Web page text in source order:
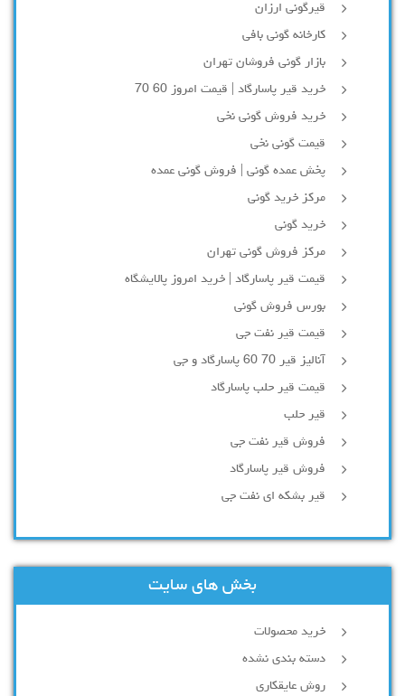
قیرگونی ارزان
کارخانه گونی بافی
بازار گونی فروشان تهران
خرید قیر پاسارگاد | قیمت امروز 60 70
خرید فروش گونی نخی
قیمت گونی نخی
پخش عمده گونی | فروش گونی عمده
مرکز خرید گونی
خرید گونی
مرکز فروش گونی تهران
قیمت قیر پاسارگاد | خرید امروز پالایشگاه
بورس فروش گونی
قیمت قیر نفت جی
آنالیز قیر 70 60 پاسارگاد و جی
قیمت قیر حلب پاسارگاد
قیر حلب
فروش قیر نفت جی
فروش قیر پاسارگاد
قیر بشکه ای نفت جی
بخش های سایت
خرید محصولات
دسته بندی نشده
روش عایقکاری